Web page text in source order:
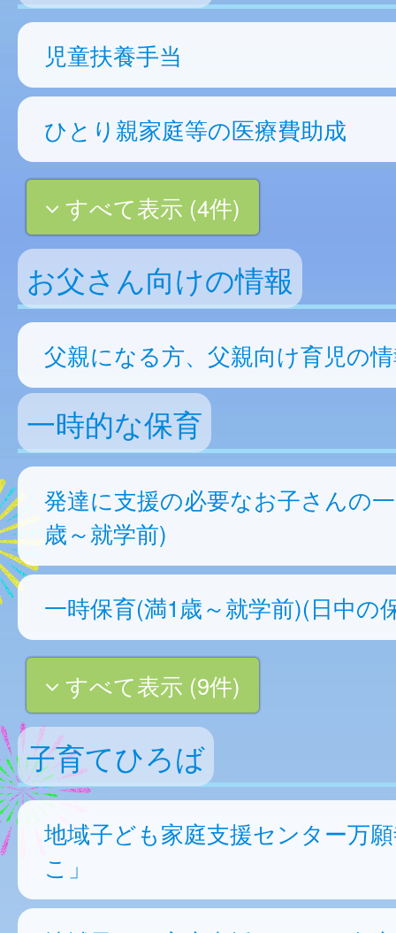
児童扶養手当
ひとり親家庭等の医療費助成
すべて表示 (4件)
お父さん向けの情報
父親になる方、父親向け育児の
一時的な保育
発達に支援の必要なお子さんの
歳～就学前)
一時保育(満1歳～就学前)(日中の
すべて表示 (9件)
子育てひろば
地域子ども家庭支援センター万
こ」